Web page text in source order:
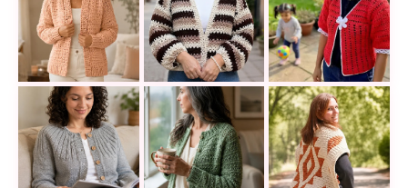
El Abrigo Galaxy a ganchillo que querrás tejer
Teje una chaqueta cuello V a
Chaqueta roja a